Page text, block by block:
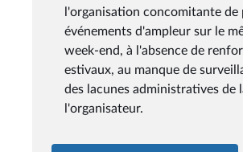
l'organisation concomitante de
événements d'ampleur sur le
week-end, à l'absence de
estivaux, au manque de
des lacunes administratives de
l'organisateur.